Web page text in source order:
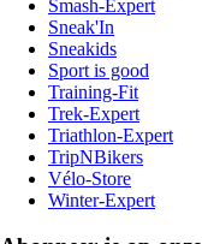
Smash-Expert
Sneak'In
Sneakids
Sport is good
Training-Fit
Trek-Expert
Triathlon-Expert
TripNBikers
Vélo-Store
Winter-Expert